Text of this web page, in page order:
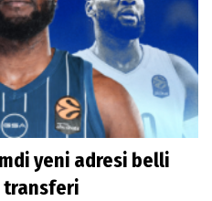
yeni adresi belli
transferi